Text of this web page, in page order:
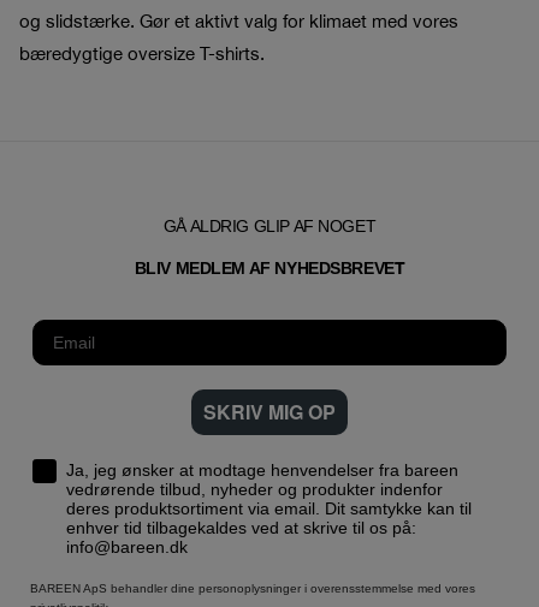
og slidstærke. Gør et aktivt valg for klimaet med vores
bæredygtige oversize T-shirts.
GÅ ALDRIG GLIP AF NOGET
BLIV MEDLEM AF NYHEDSBREVET
SKRIV MIG OP
Ja, jeg ønsker at modtage henvendelser fra bareen
vedrørende tilbud, nyheder og produkter indenfor
deres produktsortiment via email. Dit samtykke kan til
enhver tid tilbagekaldes ved at skrive til os på:
info@bareen.dk
BAREEN ApS behandler dine personoplysninger i overensstemmelse med vores